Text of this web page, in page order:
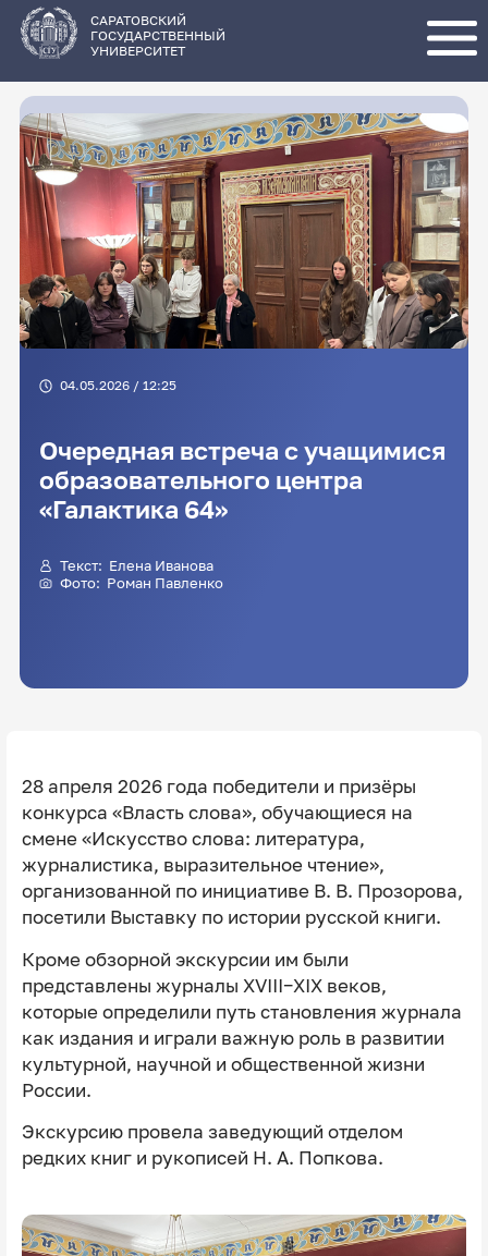
основному
содержанию
САРАТОВСКИЙ
ГОСУДАРСТВЕННЫЙ
УНИВЕРСИТЕТ
04.05.2026 / 12:25
Очередная встреча с учащимися
образовательного центра
«Галактика 64»
Текст: Елена Иванова
Фото: Роман Павленко
28 апреля 2026 года победители и призёры
конкурса «Власть слова», обучающиеся на
смене «Искусство слова: литература,
журналистика, выразительное чтение»,
организованной по инициативе В. В. Прозорова,
посетили Выставку по истории русской книги.
Кроме обзорной экскурсии им были
представлены журналы XVIII−XIX веков,
которые определили путь становления журнала
как издания и играли важную роль в развитии
культурной, научной и общественной жизни
России.
Экскурсию провела заведующий отделом
редких книг и рукописей Н. А. Попкова.